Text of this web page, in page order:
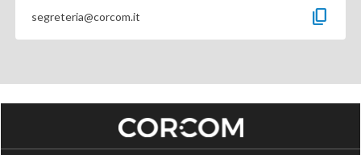
segreteria@corcom.it content_copy